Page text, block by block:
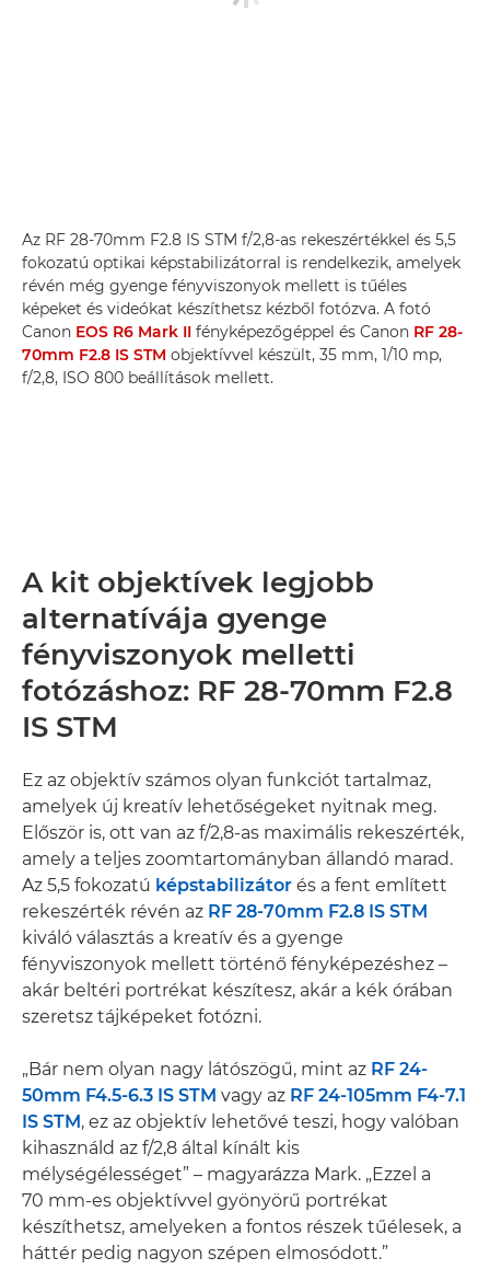
Az RF 28-70mm F2.8 IS STM f/2,8-as rekeszértékkel és 5,5
fokozatú optikai képstabilizátorral is rendelkezik, amelyek
révén még gyenge fényviszonyok mellett is tűéles
képeket és videókat készíthetsz kézből fotózva. A fotó
Canon EOS R6 Mark II fényképezőgéppel és Canon RF 28-
70mm F2.8 IS STM objektívvel készült, 35 mm, 1/10 mp,
f/2,8, ISO 800 beállítások mellett.
A kit objektívek legjobb
alternatívája gyenge
fényviszonyok melletti
fotózáshoz: RF 28-70mm F2.8
IS STM
Ez az objektív számos olyan funkciót tartalmaz,
amelyek új kreatív lehetőségeket nyitnak meg.
Először is, ott van az f/2,8-as maximális rekeszérték,
amely a teljes zoomtartományban állandó marad.
Az 5,5 fokozatú képstabilizátor és a fent említett
rekeszérték révén az RF 28-70mm F2.8 IS STM
kiváló választás a kreatív és a gyenge
fényviszonyok mellett történő fényképezéshez –
akár beltéri portrékat készítesz, akár a kék órában
szeretsz tájképeket fotózni.
„Bár nem olyan nagy látószögű, mint az RF 24-
50mm F4.5-6.3 IS STM vagy az RF 24-105mm F4-7.1
IS STM, ez az objektív lehetővé teszi, hogy valóban
kihasználd az f/2,8 által kínált kis
mélységélességet” – magyarázza Mark. „Ezzel a
70 mm-es objektívvel gyönyörű portrékat
készíthetsz, amelyeken a fontos részek tűélesek, a
háttér pedig nagyon szépen elmosódott.”